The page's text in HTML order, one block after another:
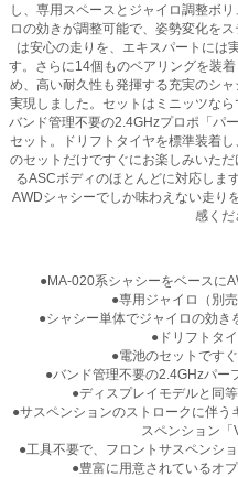
し、専用スペースとジャイロ調整ボ
ロの効きが調整可能で、姿勢変化を
は安心の走りを、エキスパートには
す。さらに14個ものベアリングを装
め、高い耐久性も発揮する充実のシ
実現しました。セットはミニッツな
バンド管理不要の2.4GHzプロポ「パ
セット。ドリフトタイヤを標準装着
のセットだけですぐにお楽しみいた
るASCボディのほとんどに対応しま
AWDシャシーでしか味わえない走り
感くだ
●MA-020系シャシーをベースに
●専用ジャイロ（別
●シャシー単体でジャイロの効き
●ドリフトタ
●電池のセットです
●バンド管理不要の2.4GHzパー
●ディスプレイモデルと同
●サスペンションのストロークに伴
スペンション「
●工具不要で、フロントサスペンシ
●豊富に用意されているオ